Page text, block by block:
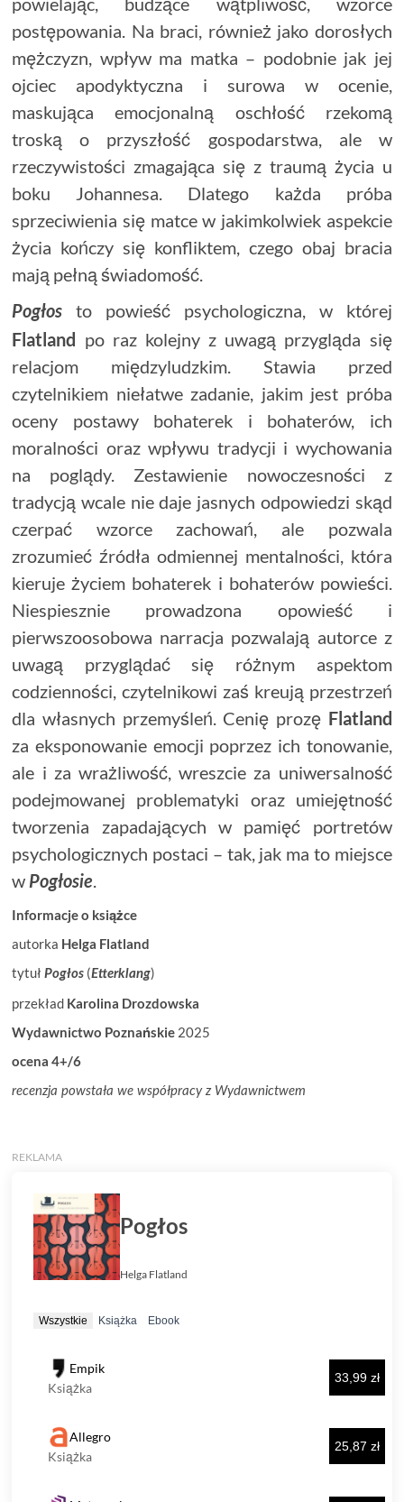
postępowania. Na braci, również jako dorosłych
mężczyzn, wpływ ma matka – podobnie jak jej
ojciec apodyktyczna i surowa w ocenie,
maskująca emocjonalną oschłość rzekomą
troską o przyszłość gospodarstwa, ale w
rzeczywistości zmagająca się z traumą życia u
boku Johannesa. Dlatego każda próba
sprzeciwienia się matce w jakimkolwiek aspekcie
życia kończy się konfliktem, czego obaj bracia
mają pełną świadomość.
Pogłos
to powieść psychologiczna, w której
Flatland po raz kolejny z uwagą przygląda się
relacjom międzyludzkim. Stawia przed
czytelnikiem niełatwe zadanie, jakim jest próba
oceny postawy bohaterek i bohaterów, ich
moralności oraz wpływu tradycji i wychowania
na poglądy. Zestawienie nowoczesności z
tradycją wcale nie daje jasnych odpowiedzi skąd
czerpać wzorce zachowań, ale pozwala
zrozumieć źródła odmiennej mentalności, która
kieruje życiem bohaterek i bohaterów powieści.
Niespiesznie prowadzona opowieść i
pierwszoosobowa narracja pozwalają autorce z
uwagą przyglądać się różnym aspektom
codzienności, czytelnikowi zaś kreują przestrzeń
dla własnych przemyśleń. Cenię prozę Flatland
za eksponowanie emocji poprzez ich tonowanie,
ale i za wrażliwość, wreszcie za uniwersalność
podejmowanej problematyki oraz umiejętność
tworzenia zapadających w pamięć portretów
psychologicznych postaci – tak, jak ma to miejsce
w Pogłosie
Informacje o książce
autorka Helga Flatland
tytuł Pogłos (Etterklang)
przekład Karolina Drozdowska
Wydawnictwo Poznańskie 2025
ocena 4+/6
recenzja powstała we współpracy z Wydawnictwem